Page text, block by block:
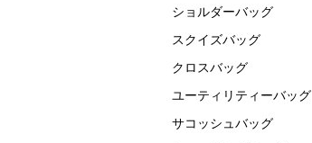
ショルダーバッグ
スクイズバッグ
クロスバッグ
ユーティリティーバッグ
サコッシュバッグ